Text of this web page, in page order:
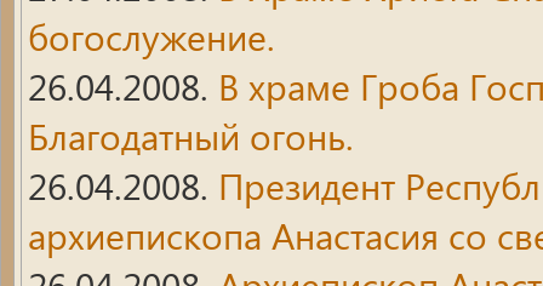
богослужение.
26.04.2008. В храме Гроба
Благодатный огонь.
26.04.2008. Президент
архиепископа Анастасия со